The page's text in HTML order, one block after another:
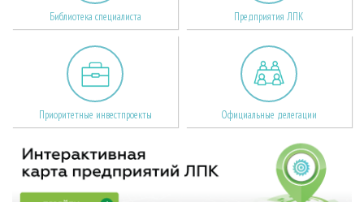
Библиотека специалиста Предприятия ЛПК
Приоритетные инвестпроекты Официальные делегации